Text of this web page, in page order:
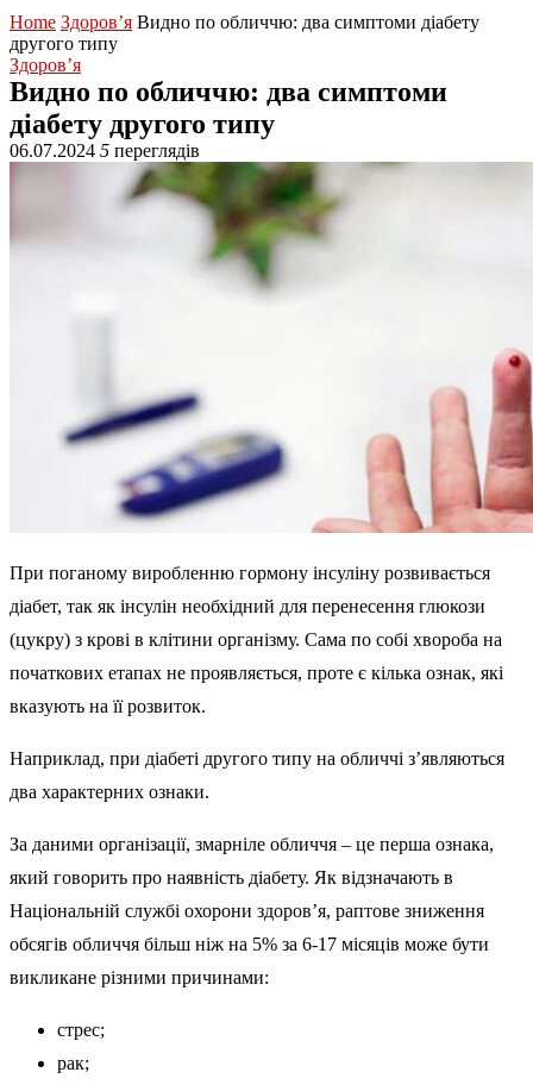
Home Здоров’я Видно по обличчю: два симптоми діабету
другого типу
Здоров’я
Видно по обличчю: два симптоми
діабету другого типу
06.07.2024 5 переглядів
При поганому виробленню гормону інсуліну розвивається
діабет, так як інсулін необхідний для перенесення глюкози
(цукру) з крові в клітини організму. Сама по собі хвороба на
початкових етапах не проявляється, проте є кілька ознак, які
вказують на її розвиток.
Наприклад, при діабеті другого типу на обличчі з’являються
два характерних ознаки.
За даними організації, змарніле обличчя – це перша ознака,
який говорить про наявність діабету. Як відзначають в
Національній службі охорони здоров’я, раптове зниження
обсягів обличчя більш ніж на 5% за 6-17 місяців може бути
викликане різними причинами:
стрес;
рак;